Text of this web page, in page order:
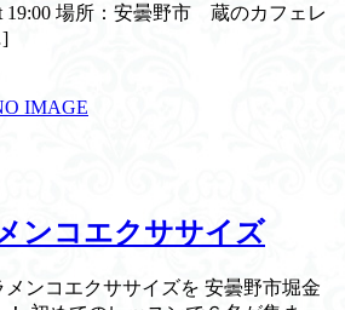
場所：安曇野市 蔵のカフェレ
ンコエクササイズ
ンコエクササイズを 安曇野市堀金